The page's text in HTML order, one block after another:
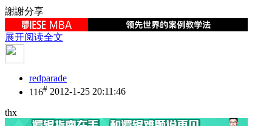
謝謝分享
展开阅读全文
redparade
116# 2012-1-25 20:11:46
thx